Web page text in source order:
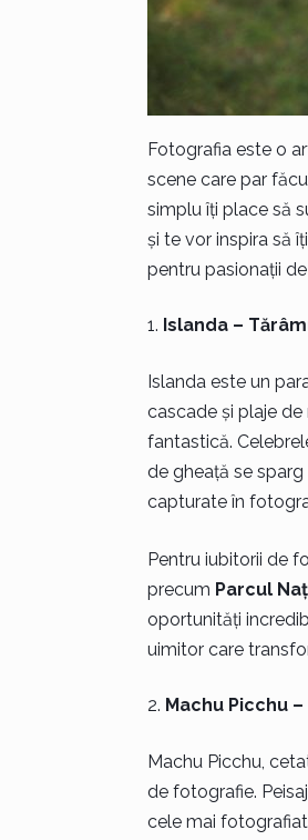
Fotografia este o
scene care par
simplu îți place să
și te vor inspira să
pentru pasionații
Islanda –
Islanda este un
cascade și plaje
fantastică.
de gheață se
capturate în
Pentru iubitorii de
precum Parcul
oportunități
uimitor care
Machu Picchu –
Machu Picchu,
de fotografie.
cele mai